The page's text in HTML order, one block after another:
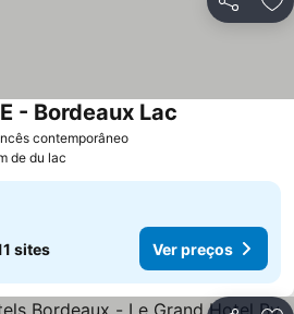
Partilhar
contemporâneo
- Bordeaux Lac
de du lac
sites Ver preços